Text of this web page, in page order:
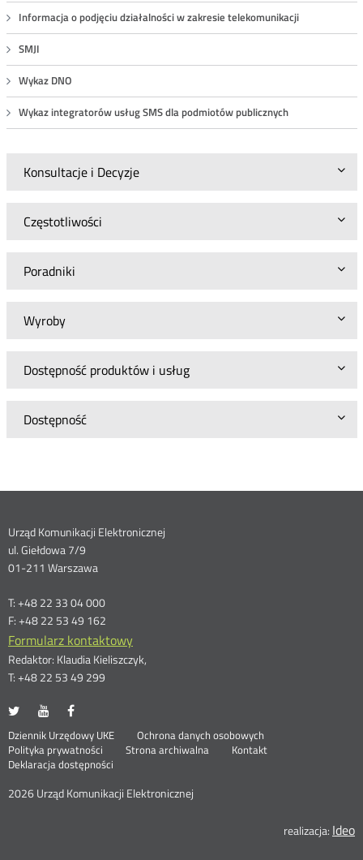
Informacja o podjęciu działalności w zakresie telekomunikacji
SMJI
Wykaz DNO
Wykaz integratorów usług SMS dla podmiotów publicznych
Konsultacje i Decyzje
Częstotliwości
Poradniki
Wyroby
Dostępność produktów i usług
Dostępność
Dane
kontaktowe
Urząd Komunikacji Elektronicznej
ul. Giełdowa 7/9
01-211 Warszawa
T: +48 22 33 04 000
F: +48 22 53 49 162
Formularz kontaktowy
Redaktor: Klaudia Kieliszczyk,
T: +48 22 53 49 299
UKE
portalu
Twitter
Otwórz
nowym
oknie
UKE
portalu
Youtube
Otwórz
nowym
oknie
portalu
Facebook
nowym
oknie
Stopka
menu
Dziennik Urzędowy UKE Otwórz
Ochrona danych osobowych
Polityka prywatności
Otwórz
w
oknie
Strona archiwalna
Kontakt
Deklaracja dostępności
2026 Urząd Komunikacji Elektronicznej
realizacja: Ideo